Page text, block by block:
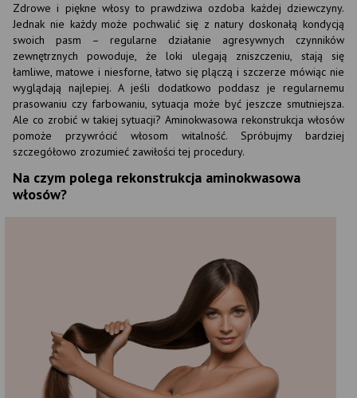
Zdrowe i piękne włosy to prawdziwa ozdoba każdej dziewczyny.
Jednak nie każdy może pochwalić się z natury doskonałą kondycją
swoich pasm – regularne działanie agresywnych czynników
zewnętrznych powoduje, że loki ulegają zniszczeniu, stają się
łamliwe, matowe i niesforne, łatwo się plączą i szczerze mówiąc nie
wyglądają najlepiej. A jeśli dodatkowo poddasz je regularnemu
prasowaniu czy farbowaniu, sytuacja może być jeszcze smutniejsza.
Ale co zrobić w takiej sytuacji? Aminokwasowa rekonstrukcja włosów
pomoże przywrócić włosom witalność. Spróbujmy bardziej
szczegółowo zrozumieć zawiłości tej procedury.
Na czym polega rekonstrukcja aminokwasowa
włosów?